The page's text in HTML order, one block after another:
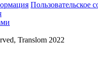
Пользовательское
Translom 2022